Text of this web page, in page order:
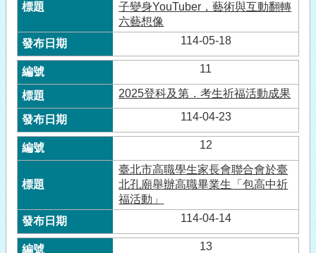
子變身YouTuber，藝術與互動翻轉
六藝想像
114-05-18
11
2025登科及第．考生祈福活動成果
114-04-23
12
臺北市高職學生家長會聯合會於臺
北孔廟舉辦高職畢業生「包高中祈
福活動」
114-04-14
13